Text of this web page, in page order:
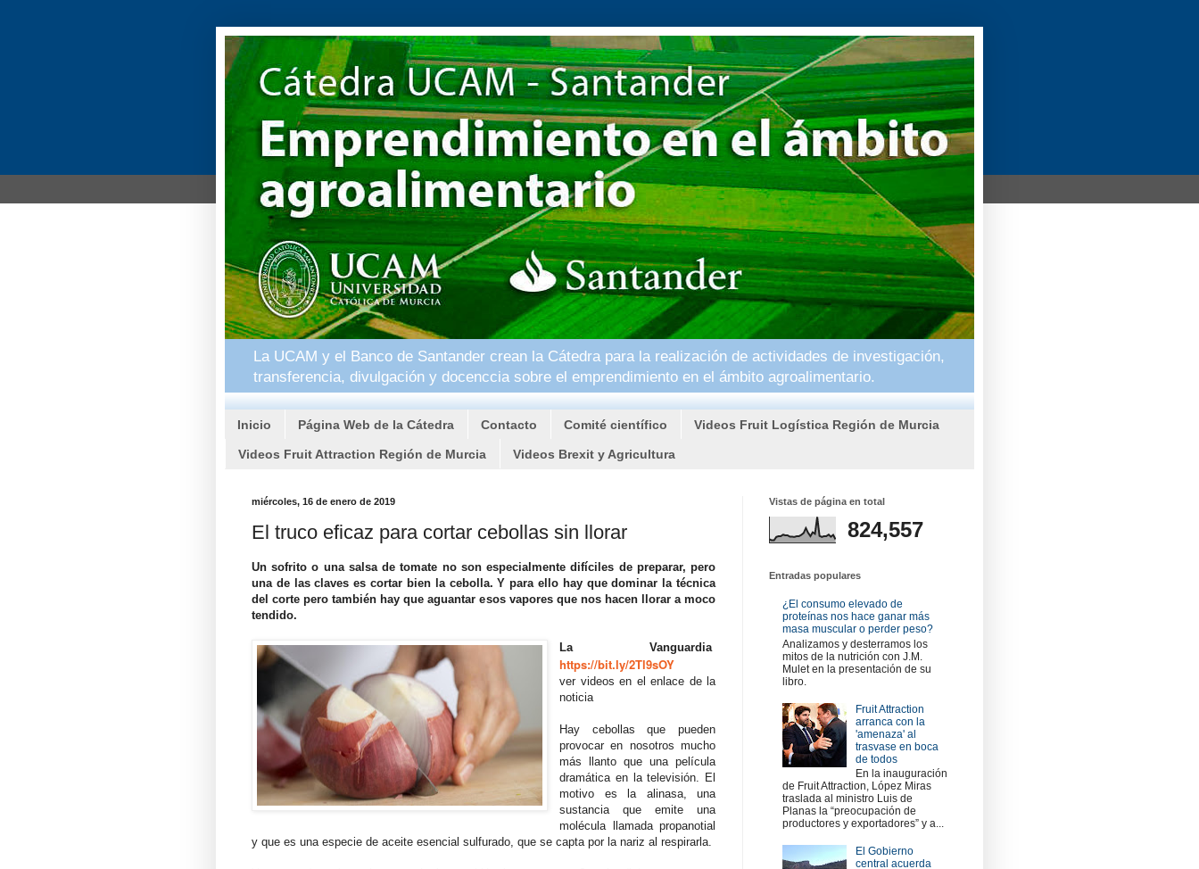
La UCAM y el Banco de Santander crean la Cátedra para la realización de actividades de investigación,
transferencia, divulgación y docenccia sobre el emprendimiento en el ámbito agroalimentario.
Inicio Página Web de la Cátedra Contacto Comité científico Videos Fruit Logística Región de Murcia
Videos Fruit Attraction Región de Murcia Videos Brexit y Agricultura
miércoles, 16 de enero de 2019
El truco eficaz para cortar cebollas sin llorar
Un sofrito o una salsa de tomate no son especialmente difíciles de preparar, pero
una de las claves es cortar bien la cebolla. Y para ello hay que dominar la técnica
del corte pero también hay que aguantar esos vapores que nos hacen llorar a moco
tendido.
La Vanguardia
https://bit.ly/2Tl9sOY
ver videos en el enlace de la
noticia
Hay cebollas que pueden
provocar en nosotros mucho
más llanto que una película
dramática en la televisión. El
motivo es la alinasa, una
sustancia que emite una
molécula llamada propanotial
y que es una especie de aceite esencial sulfurado, que se capta por la nariz al respirarla.
Vistas de página en total
824,557
Entradas populares
¿El consumo elevado de
proteínas nos hace ganar más
masa muscular o perder peso?
Analizamos y desterramos los
mitos de la nutrición con J.M.
Mulet en la presentación de su
libro.
Fruit Attraction
arranca con la
'amenaza' al
trasvase en boca
de todos
En la inauguración
de Fruit Attraction, López Miras
traslada al ministro Luis de
Planas la “preocupación de
productores y exportadores” y a...
El Gobierno
central acuerda